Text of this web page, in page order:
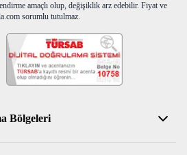
amaçlı olup, değişiklik arz edebilir. Fiyat ve
sorumlu tutulmaz.
Bölgeleri